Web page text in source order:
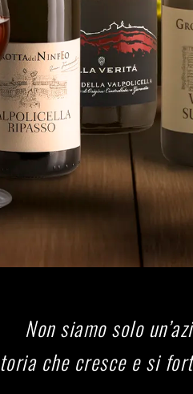
Non siamo solo
che cresce e si